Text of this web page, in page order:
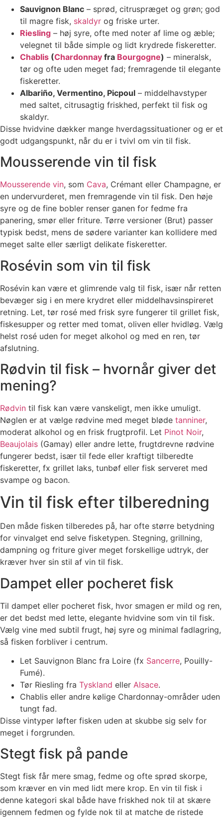
Sauvignon Blanc – sprød, citruspræget og grøn; god
til magre fisk, skaldyr og friske urter.
Riesling – høj syre, ofte med noter af lime og æble;
velegnet til både simple og lidt krydrede fiskeretter.
Chablis (Chardonnay fra Bourgogne) – mineralsk,
tør og ofte uden meget fad; fremragende til elegante
fiskeretter.
Albariño, Vermentino, Picpoul – middelhavstyper
med saltet, citrusagtig friskhed, perfekt til fisk og
skaldyr.
Disse hvidvine dækker mange hverdagssituationer og er et
godt udgangspunkt, når du er i tvivl om vin til fisk.
Mousserende vin til fisk
Mousserende vin, som Cava, Crémant eller Champagne, er
en undervurderet, men fremragende vin til fisk. Den høje
syre og de fine bobler renser ganen for fedme fra
panering, smør eller friture. Tørre versioner (Brut) passer
typisk bedst, mens de sødere varianter kan kollidere med
meget salte eller særligt delikate fiskeretter.
Rosévin som vin til fisk
Rosévin kan være et glimrende valg til fisk, især når retten
bevæger sig i en mere krydret eller middelhavsinspireret
retning. Let, tør rosé med frisk syre fungerer til grillet fisk,
fiskesupper og retter med tomat, oliven eller hvidløg. Vælg
helst rosé uden for meget alkohol og med en ren, tør
afslutning.
Rødvin til fisk – hvornår giver det
mening?
Rødvin til fisk kan være vanskeligt, men ikke umuligt.
Nøglen er at vælge rødvine med meget bløde tanniner,
moderat alkohol og en frisk frugtprofil. Let Pinot Noir,
Beaujolais (Gamay) eller andre lette, frugtdrevne rødvine
fungerer bedst, især til fede eller kraftigt tilberedte
fiskeretter, fx grillet laks, tunbøf eller fisk serveret med
svampe og bacon.
Vin til fisk efter tilberedning
Den måde fisken tilberedes på, har ofte større betydning
for vinvalget end selve fisketypen. Stegning, grillning,
dampning og friture giver meget forskellige udtryk, der
kræver hver sin stil af vin til fisk.
Dampet eller pocheret fisk
Til dampet eller pocheret fisk, hvor smagen er mild og ren,
er det bedst med lette, elegante hvidvine som vin til fisk.
Vælg vine med subtil frugt, høj syre og minimal fadlagring,
så fisken forbliver i centrum.
Let Sauvignon Blanc fra Loire (fx Sancerre, Pouilly-
Fumé).
Tør Riesling fra Tyskland eller Alsace.
Chablis eller andre kølige Chardonnay-områder uden
tungt fad.
Disse vintyper løfter fisken uden at skubbe sig selv for
meget i forgrunden.
Stegt fisk på pande
Stegt fisk får mere smag, fedme og ofte sprød skorpe,
som kræver en vin med lidt mere krop. En vin til fisk i
denne kategori skal både have friskhed nok til at skære
igennem fedmen og fylde nok til at matche de ristede